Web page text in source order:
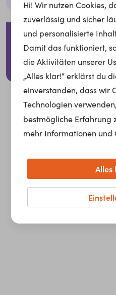
Impressum
Für
© 2026
Hi! Wir nutzen Cookies,
zuverlässig und sicher
und personalisierte
Damit das funktioniert,
die Aktivitäten unserer
„Alles klar!“ erklärst du
einverstanden, dass wir
Technologien
bestmögliche Erfahrung
mehr Informationen und
Alles